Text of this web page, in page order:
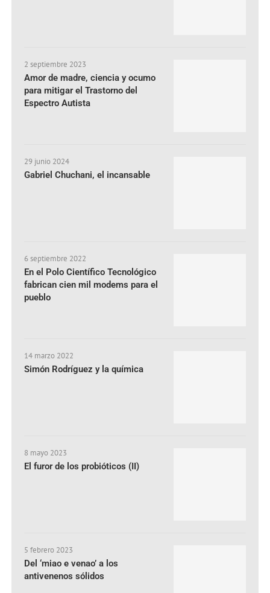
2 septiembre 2023
Amor de madre, ciencia y ocumo
para mitigar el Trastorno del
Espectro Autista
29 junio 2024
Gabriel Chuchani, el incansable
6 septiembre 2022
En el Polo Científico Tecnológico
fabrican cien mil modems para el
pueblo
14 marzo 2022
Simón Rodríguez y la química
8 mayo 2023
El furor de los probióticos (II)
5 febrero 2023
Del ‘miao e venao’ a los
antivenenos sólidos